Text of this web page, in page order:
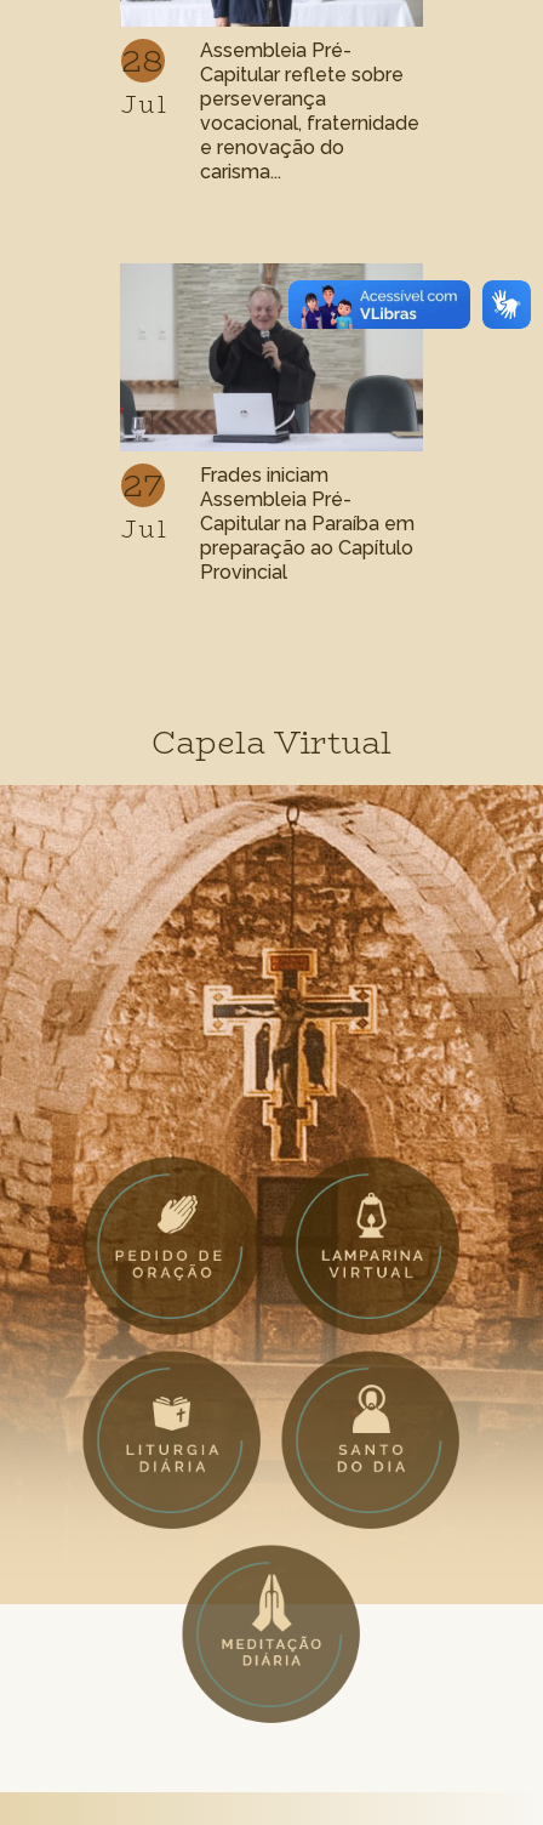
28
Jul
Assembleia Pré-
Capitular reflete sobre
perseverança
vocacional, fraternidade
e renovação do
carisma...
27
Jul
Frades iniciam
Assembleia Pré-
Capitular na Paraíba em
preparação ao Capítulo
Provincial
Capela Virtual